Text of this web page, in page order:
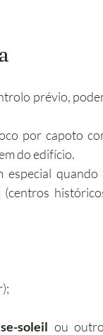
prévio,
por capoto
do edifício.
especial quando
soleil ou